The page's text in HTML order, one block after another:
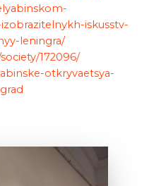
iskusstv-
leningra/
172096/
otkryvaetsya-